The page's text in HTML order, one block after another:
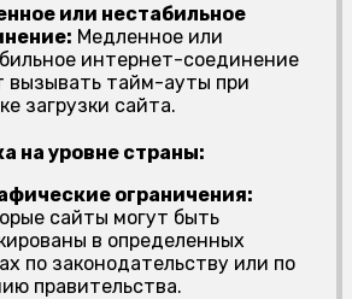
или нестабильное
Медленное или
интернет-соединение
вызывать тайм-ауты при
загрузки сайта.
на уровне страны:
ограничения:
сайты могут быть
в определенных
по законодательству или по
правительства.